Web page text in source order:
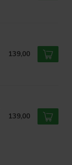
139,00
139,00